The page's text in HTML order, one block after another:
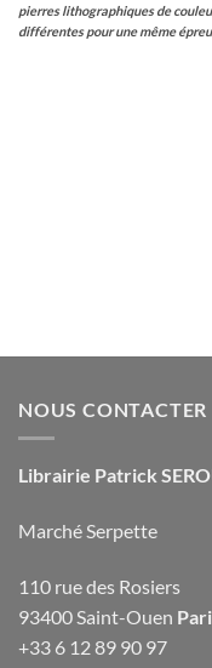
pierres lithographiques de
différentes pour une même
NOUS CONTACTER
Librairie Patrick
Marché Serpette
110 rue des Rosiers
93400 Saint-Ouen
+33 6 12 89 90 97